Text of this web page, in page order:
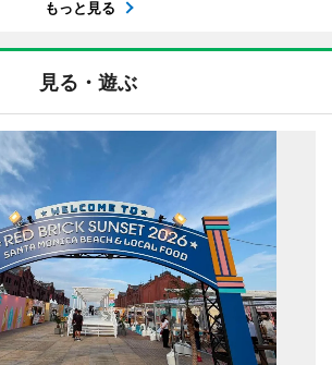
もっと見る
見る・遊ぶ